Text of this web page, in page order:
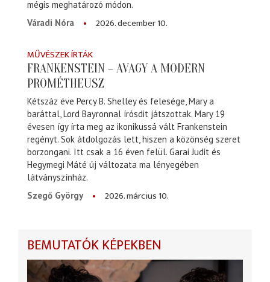
mégis meghatározó módon.
Váradi Nóra
2026. december 10.
MŰVÉSZEK ÍRTÁK
FRANKENSTEIN – AVAGY A MODERN
PROMÉTHEUSZ
Kétszáz éve Percy B. Shelley és felesége, Mary a
baráttal, Lord Bayronnal írósdit játszottak. Mary 19
évesen így írta meg az ikonikussá vált Frankenstein
regényt. Sok átdolgozás lett, hiszen a közönség szeret
borzongani. Itt csak a 16 éven felül. Garai Judit és
Hegymegi Máté új változata ma lényegében
látványszínház.
Szegő György
2026. március 10.
BEMUTATÓK KÉPEKBEN